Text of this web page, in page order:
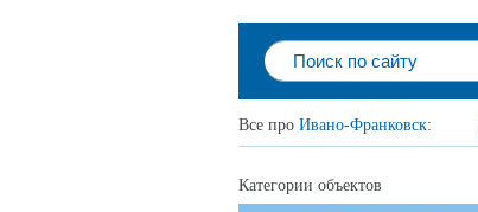
Все про Ивано-Франковск:
Категории объектов